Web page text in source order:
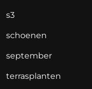
s3
schoenen
september
terrasplanten